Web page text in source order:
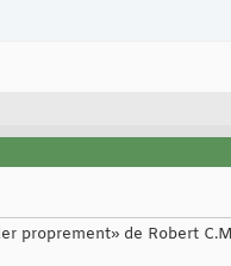
proprement» de Robert